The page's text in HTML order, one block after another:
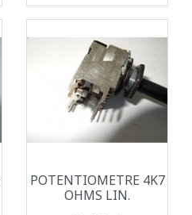
POTENTIOMETRE 4K7
OHMS LIN.